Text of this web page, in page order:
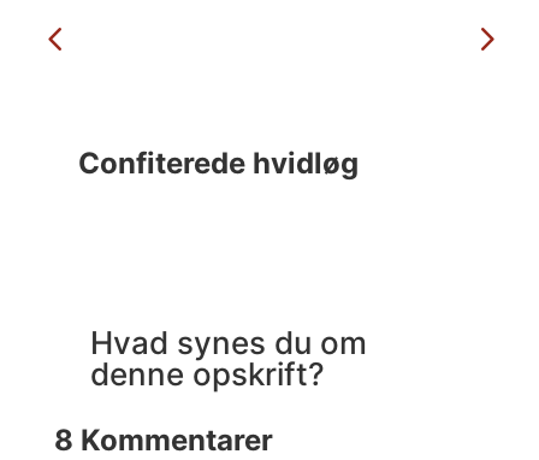
Confiterede hvidløg
Hvad synes du om
denne opskrift?
8 Kommentarer